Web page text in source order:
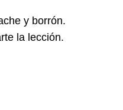
y borrón.
la lección.